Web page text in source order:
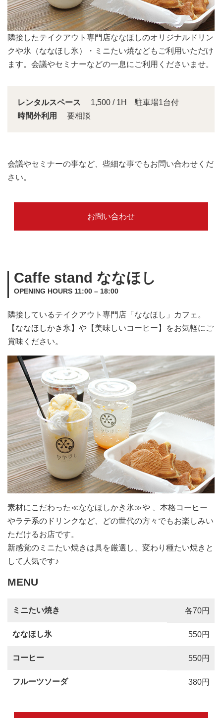
会議スペースは大きな窓から明るい日差しが入り込みま
す。
レンタルスペース
1,500 / 1H 駐車場1台付
時間外利用
要相談
会議やセミナーの事など、些細な事でもお問い合わせくだ
さい。
お問い合わせ
Caffe stand ななほし
OPENING HOURS 11:00 – 18:00
隣接しているテイクアウト専門店「ななほし」カフェ。
【ななほしかき氷】や【美味しいコーヒー】をお気軽にご
賞味ください。
素材にこだわった≪ななほしかき氷≫や 、本格コーヒー
やラテ系のドリンクなど、どの世代の方々でもお楽しみい
ただけるお店です。
新感覚のミニたい焼きは具を厳選し、変わり種たい焼きと
して人気です♪
MENU
ミニたい焼き 各70円
ななほし氷 550円
コーヒー 550円
フルーツソーダ 380円